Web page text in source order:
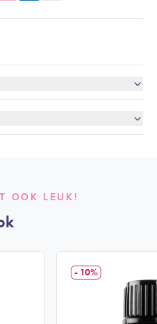
OOK LEUK!
- 10%